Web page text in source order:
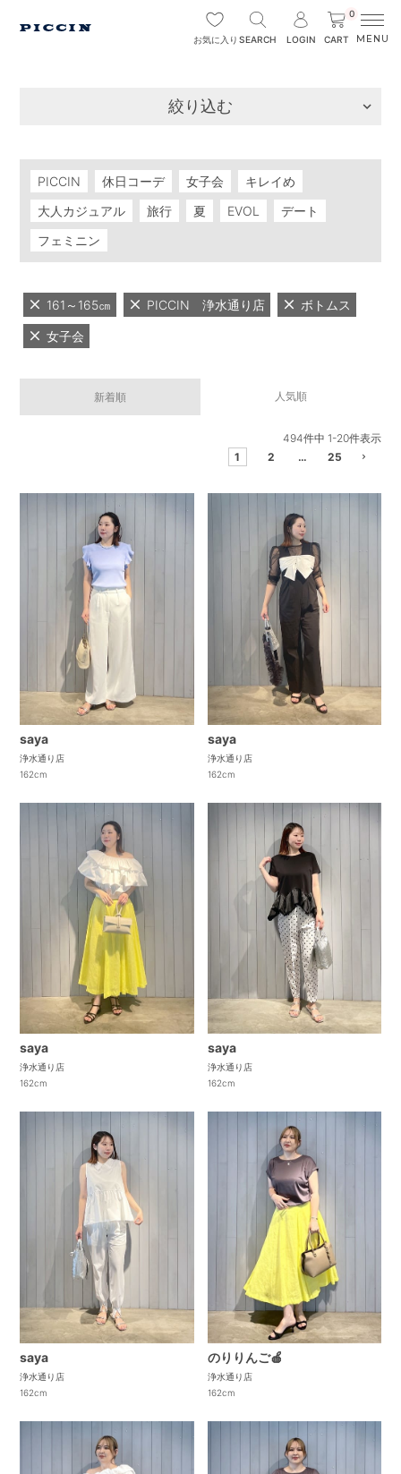
お気に入り SEARCH LOGIN
0
CART
絞り込む
PICCIN 休日コーデ 女子会
キレイめ
大人カジュアル
旅行 夏 EVOL
デート
フェミニン
161～165㎝ PICCIN 浄水通り店 ボトムス
女子会
新着順 人気順
494件中 1-20件表示
1
2 … 25
saya
浄水通り店
162cm
saya
浄水通り店
162cm
saya
浄水通り店
162cm
saya
浄水通り店
162cm
saya
浄水通り店
162cm
のりりんご🍎
浄水通り店
162cm